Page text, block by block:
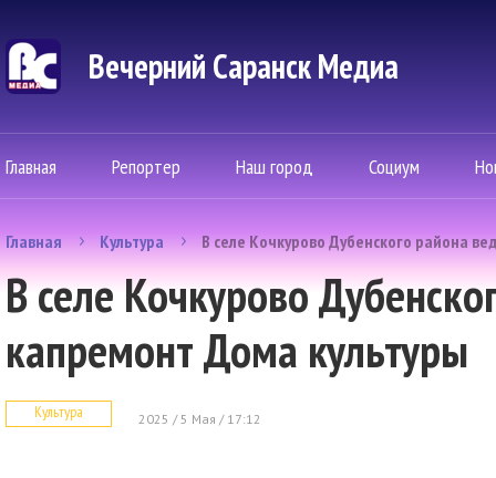
Вечерний Саранск Mедиа
Главная Репортер Наш город Социум
Главная Культура В селе Кочкурово Дубенского района
В селе Кочкурово
капремонт Дома культуры
Культура 2025 / 5 Мая / 17:12